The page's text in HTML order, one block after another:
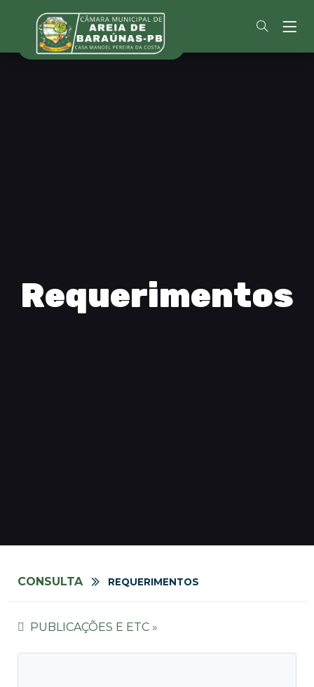
Requerimentos
CONSULTA REQUERIMENTOS
PUBLICAÇÕES E ETC »